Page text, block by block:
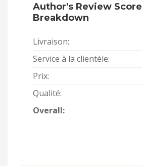
Author's Review Score
Breakdown
Livraison:
Service à la clientèle:
Prix:
Qualité:
Overall: